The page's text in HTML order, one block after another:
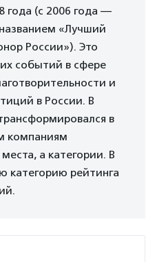
года (с 2006 года —
«Лучший
России»). Это
событий в сфере
и
в России. В
в
компаниям
а категории. В
категорию рейтинга